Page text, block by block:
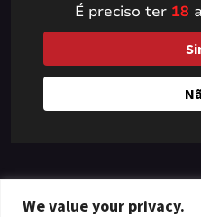
We value your privacy.
— check
É preciso ter 18